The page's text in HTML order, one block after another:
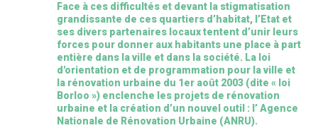
Face à ces difficultés et devant la stigmatisation
grandissante de ces quartiers d’habitat, l’Etat et
ses divers partenaires locaux tentent d’unir leurs
forces pour donner aux habitants une place à part
entière dans la ville et dans la société. La loi
d'orientation et de programmation pour la ville et
la rénovation urbaine du 1er août 2003 (dite « loi
Borloo ») enclenche les projets de rénovation
urbaine et la création d’un nouvel outil : l’ Agence
Nationale de Rénovation Urbaine (ANRU).